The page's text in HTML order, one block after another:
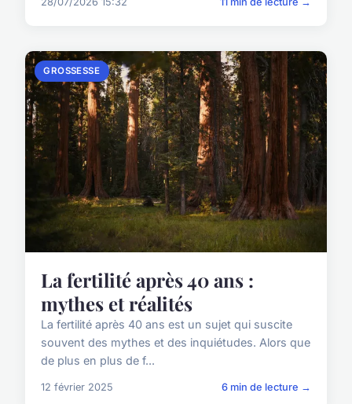
GROSSESSE
La fertilité après 40 ans :
mythes et réalités
La fertilité après 40 ans est un sujet qui suscite
souvent des mythes et des inquiétudes. Alors que
de plus en plus de f...
12 février 2025 6 min de lecture →